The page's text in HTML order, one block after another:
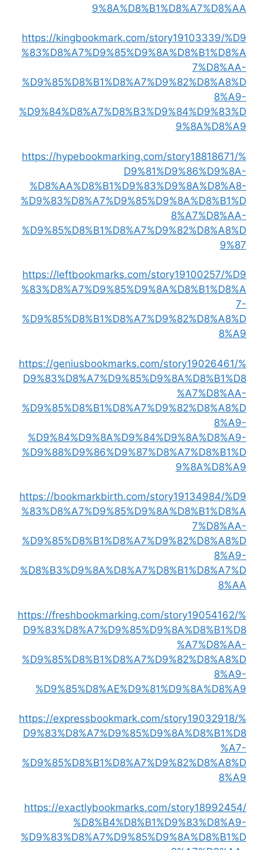
9%8A%D8%B1%D8%A7%D8%AA
https://kingbookmark.com/story19103339/%D9
%83%D8%A7%D9%85%D9%8A%D8%B1%D8%A
7%D8%AA-
%D9%85%D8%B1%D8%A7%D9%82%D8%A8%D
8%A9-
%D9%84%D8%A7%D8%B3%D9%84%D9%83%D
9%8A%D8%A9
https://hypebookmarking.com/story18818671/%
D9%81%D9%86%D9%8A-
%D8%AA%D8%B1%D9%83%D9%8A%D8%A8-
%D9%83%D8%A7%D9%85%D9%8A%D8%B1%D
8%A7%D8%AA-
%D9%85%D8%B1%D8%A7%D9%82%D8%A8%D
9%87
https://leftbookmarks.com/story19100257/%D9
%83%D8%A7%D9%85%D9%8A%D8%B1%D8%A
7-
%D9%85%D8%B1%D8%A7%D9%82%D8%A8%D
8%A9
https://geniusbookmarks.com/story19026461/%
D9%83%D8%A7%D9%85%D9%8A%D8%B1%D8
%A7%D8%AA-
%D9%85%D8%B1%D8%A7%D9%82%D8%A8%D
8%A9-
%D9%84%D9%8A%D9%84%D9%8A%D8%A9-
%D9%88%D9%86%D9%87%D8%A7%D8%B1%D
9%8A%D8%A9
https://bookmarkbirth.com/story19134984/%D9
%83%D8%A7%D9%85%D9%8A%D8%B1%D8%A
7%D8%AA-
%D9%85%D8%B1%D8%A7%D9%82%D8%A8%D
8%A9-
%D8%B3%D9%8A%D8%A7%D8%B1%D8%A7%D
8%AA
https://freshbookmarking.com/story19054162/%
D9%83%D8%A7%D9%85%D9%8A%D8%B1%D8
%A7%D8%AA-
%D9%85%D8%B1%D8%A7%D9%82%D8%A8%D
8%A9-
%D9%85%D8%AE%D9%81%D9%8A%D8%A9
https://expressbookmark.com/story19032918/%
D9%83%D8%A7%D9%85%D9%8A%D8%B1%D8
%A7-
%D9%85%D8%B1%D8%A7%D9%82%D8%A8%D
8%A9
https://exactlybookmarks.com/story18992454/
%D8%B4%D8%B1%D9%83%D8%A9-
%D9%83%D8%A7%D9%85%D9%8A%D8%B1%D